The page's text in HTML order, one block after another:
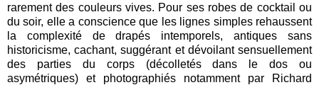
rarement des couleurs vives. Pour ses robes de cocktail ou
du soir, elle a conscience que les lignes simples rehaussent
la complexité de drapés intemporels, antiques sans
historicisme, cachant, suggérant et dévoilant sensuellement
des parties du corps (décolletés dans le dos ou
asymétriques) et photographiés notamment par Richard